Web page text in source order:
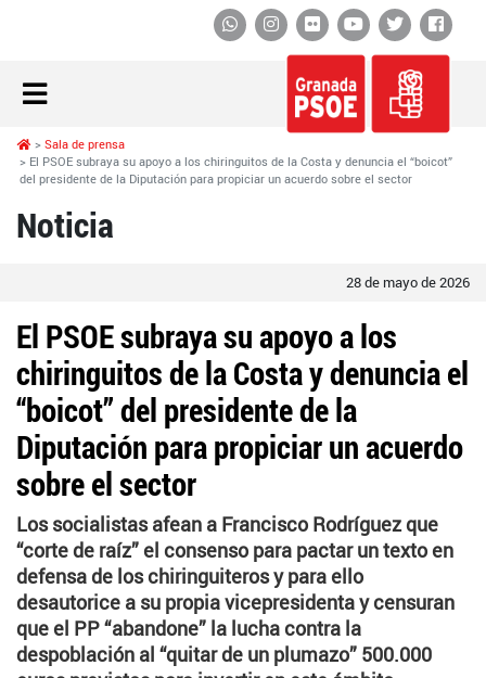
Twitter
YouTube
Flickr
Instagram
Whatsapp
Sala de prensa
El PSOE subraya su apoyo a los chiringuitos de la Costa y denuncia el “boicot”
del presidente de la Diputación para propiciar un acuerdo sobre el sector
Noticia
28 de mayo de 2026
El PSOE subraya su apoyo a los
chiringuitos de la Costa y denuncia el
“boicot” del presidente de la
Diputación para propiciar un acuerdo
sobre el sector
Los socialistas afean a Francisco Rodríguez que
“corte de raíz” el consenso para pactar un texto en
defensa de los chiringuiteros y para ello
desautorice a su propia vicepresidenta y censuran
que el PP “abandone” la lucha contra la
despoblación al “quitar de un plumazo” 500.000